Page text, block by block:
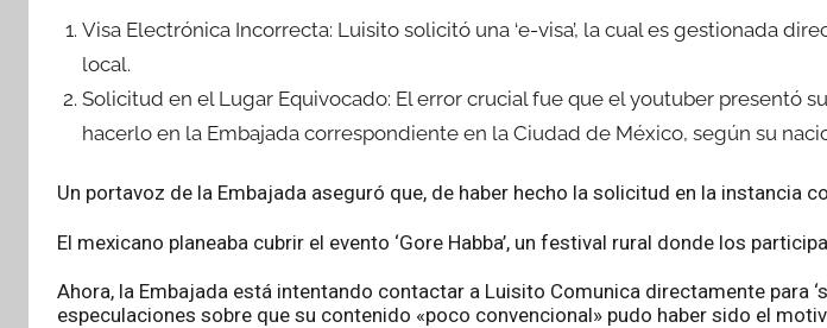
Visa Electrónica Incorrecta: Luisito solicitó una ‘e-visa’, la cual es gestionada
local.
Solicitud en el Lugar Equivocado: El error crucial fue que el youtuber presentó
hacerlo en la Embajada correspondiente en la Ciudad de México, según su
Un portavoz de la Embajada aseguró que, de haber hecho la solicitud en la instancia
El mexicano planeaba cubrir el evento ‘Gore Habba’, un festival rural donde los
Ahora, la Embajada está intentando contactar a Luisito Comunica directamente para
especulaciones sobre que su contenido «poco convencional» pudo haber sido el